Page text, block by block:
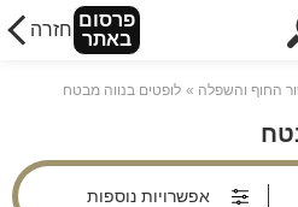
פרסום
באתר חזרה
החוף והשפלה לופטים בנווה מבטח
אפשרויות נוספות